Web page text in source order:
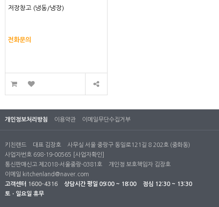
저장창고 (냉동/냉장)
전화문의
개인정보처리방침 이용약관 이메일무단수집거부
키친랜드 대표 김장호
사무실 서울 중랑구 동일로121길 8 202호 (중화동)
사업자번호 698-19-00565
[사업자확인]
통신판매신고 제2018-서울중랑-0381호
개인정 보호책임자 김장호
이메일 kitchenland@naver.com
고객센터 1600-4316 상담시간 평일 09:00 ~ 18:00
점심 12:30 ~ 13:30
토ㆍ일요일 휴무